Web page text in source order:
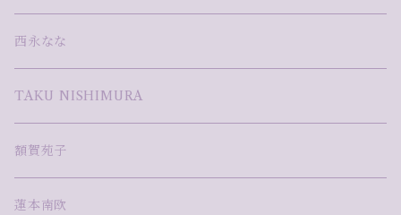
西永なな
TAKU NISHIMURA
額賀苑子
蓮本南欧